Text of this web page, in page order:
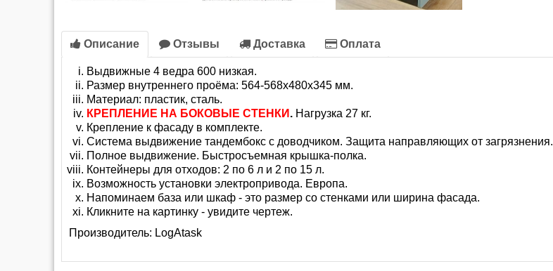
Описание Отзывы Доставка Оплата
Выдвижные 4 ведра 600 низкая.
Размер внутреннего проёма: 564-568x480x345 мм.
Материал: пластик, сталь.
КРЕПЛЕНИЕ НА БОКОВЫЕ СТЕНКИ . Нагрузка 27 кг.
Крепление к фасаду в комплекте.
Система выдвижение тандембокс с доводчиком. Защита направляющих от загрязнения.
Полное выдвижение. Быстросъемная крышка-полка.
Контейнеры для отходов: 2 по 6 л и 2 по 15 л.
Возможность установки электропривода. Европа.
Напоминаем база или шкаф - это размер со стенками или ширина фасада.
Кликните на картинку - увидите чертеж.
Производитель: LogAtask